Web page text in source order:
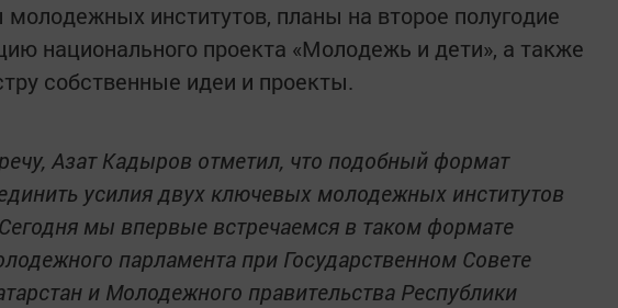
институтов, планы на второе полугодие
национального проекта «Молодежь и дети», а также
собственные идеи и проекты.
Азат Кадыров отметил, что подобный формат
усилия двух ключевых молодежных институтов
мы впервые встречаемся в таком формате
парламента при Государственном Совете
и Молодежного правительства Республики